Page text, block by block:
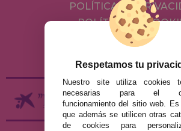
POLÍTICA DE
POLÍTICA DE
ENVÍOS Y
Respetamos tu
Nuestro site utiliza cookies
necesarias para el
funcionamiento del sitio web. Es
que además se utilicen otras
de cookies para